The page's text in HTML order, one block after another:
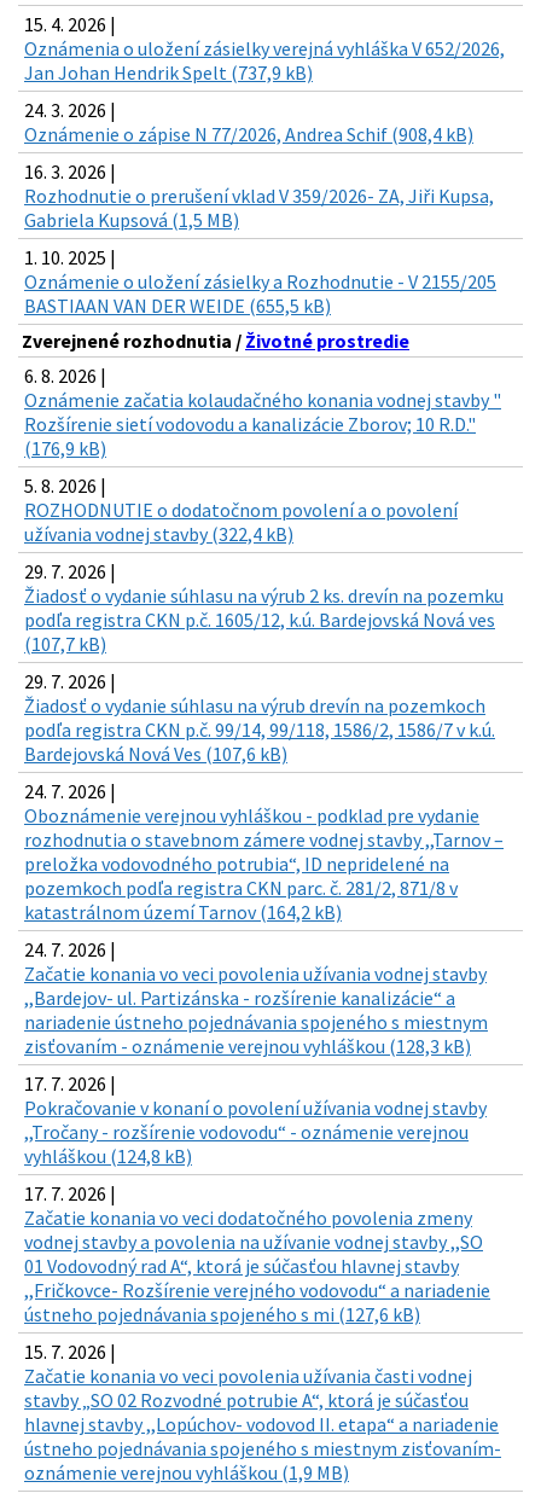
15. 4. 2026 |
Oznámenia o uložení zásielky verejná vyhláška V 652/2026,
Jan Johan Hendrik Spelt (737,9 kB)
24. 3. 2026 |
Oznámenie o zápise N 77/2026, Andrea Schif (908,4 kB)
16. 3. 2026 |
Rozhodnutie o prerušení vklad V 359/2026- ZA, Jiři Kupsa,
Gabriela Kupsová (1,5 MB)
1. 10. 2025 |
Oznámenie o uložení zásielky a Rozhodnutie - V 2155/205
BASTIAAN VAN DER WEIDE (655,5 kB)
Zverejnené rozhodnutia / Životné prostredie
6. 8. 2026 |
Oznámenie začatia kolaudačného konania vodnej stavby "
Rozšírenie sietí vodovodu a kanalizácie Zborov; 10 R.D."
(176,9 kB)
5. 8. 2026 |
ROZHODNUTIE o dodatočnom povolení a o povolení
užívania vodnej stavby (322,4 kB)
29. 7. 2026 |
Žiadosť o vydanie súhlasu na výrub 2 ks. drevín na pozemku
podľa registra CKN p.č. 1605/12, k.ú. Bardejovská Nová ves
(107,7 kB)
29. 7. 2026 |
Žiadosť o vydanie súhlasu na výrub drevín na pozemkoch
podľa registra CKN p.č. 99/14, 99/118, 1586/2, 1586/7 v k.ú.
Bardejovská Nová Ves (107,6 kB)
24. 7. 2026 |
Oboznámenie verejnou vyhláškou - podklad pre vydanie
rozhodnutia o stavebnom zámere vodnej stavby ,,Tarnov –
preložka vodovodného potrubia“, ID nepridelené na
pozemkoch podľa registra CKN parc. č. 281/2, 871/8 v
katastrálnom území Tarnov (164,2 kB)
24. 7. 2026 |
Začatie konania vo veci povolenia užívania vodnej stavby
,,Bardejov- ul. Partizánska - rozšírenie kanalizácie“ a
nariadenie ústneho pojednávania spojeného s miestnym
zisťovaním - oznámenie verejnou vyhláškou (128,3 kB)
17. 7. 2026 |
Pokračovanie v konaní o povolení užívania vodnej stavby
,,Tročany - rozšírenie vodovodu“ - oznámenie verejnou
vyhláškou (124,8 kB)
17. 7. 2026 |
Začatie konania vo veci dodatočného povolenia zmeny
vodnej stavby a povolenia na užívanie vodnej stavby ,,SO
01 Vodovodný rad A“, ktorá je súčasťou hlavnej stavby
,,Fričkovce- Rozšírenie verejného vodovodu“ a nariadenie
ústneho pojednávania spojeného s mi (127,6 kB)
15. 7. 2026 |
Začatie konania vo veci povolenia užívania časti vodnej
stavby „SO 02 Rozvodné potrubie A“, ktorá je súčasťou
hlavnej stavby ,,Lopúchov- vodovod II. etapa“ a nariadenie
ústneho pojednávania spojeného s miestnym zisťovaním-
oznámenie verejnou vyhláškou (1,9 MB)